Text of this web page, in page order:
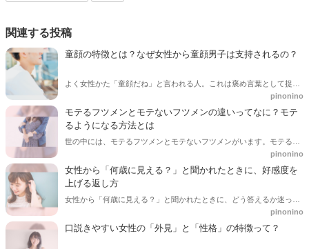
関連する投稿
童顔の特徴とは？なぜ女性から童顔男子は支持されるの？
よく女性かた「童顔だね」と言われる人。これは褒め言葉として捉え
てOKです。今回は、童顔な男性の特徴と女性から支持される理由を紹
介します。
pinonino
モテるフツメンとモテないフツメンの違いってなに？モテ
るようになる方法とは
世の中には、モテるフツメンとモテないフツメンがいます。モテるフ
ツメンは、イケメン以上にモテると言われているほど。今回は、そも
そものフツメンの定義とモテるフツメンとモテないフツメンの違い、
モテるようになる方法の解説をします。
pinonino
女性から「何歳に見える？」と聞かれたときに、好感度を
上げる返し方
女性から「何歳に見える？」と聞かれたときに、どう答えるか迷った
ことはありませんか？今回は、この質問の最適解を紹介します。ま
た、「答えた年齢で気まずくなってしまった時の対処法」の対処法も
pinonino
口説きやすい女性の「外見」と「性格」の特徴って？